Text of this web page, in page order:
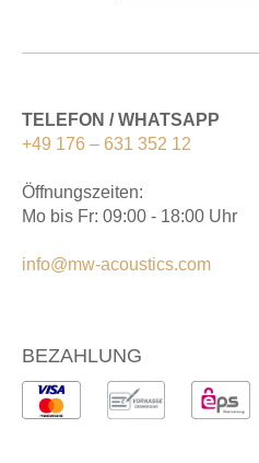
TELEFON / WHATSAPP
+49 176 – 631 352 12
Öffnungszeiten:
Mo bis Fr: 09:00 - 18:00 Uhr
info@mw-acoustics.com
BEZAHLUNG